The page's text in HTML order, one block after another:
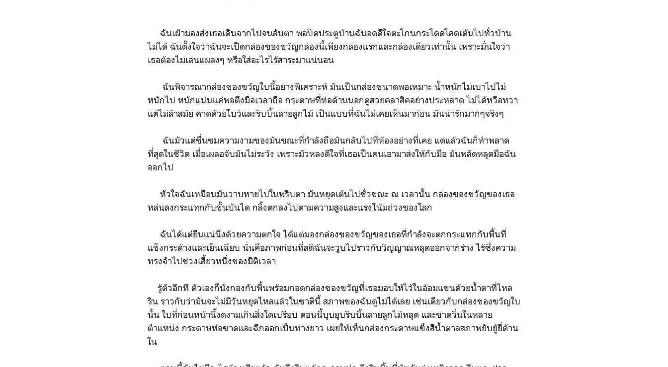
ฉันเฝ้ามองส่งเธอเดินจากไปจนลับตา พอปิดประตูบ้านฉันอดดีใจตะโกนกระโดดโลดเต้นไปทั่วบ้าน
ไม่ได้ ฉันตั้งใจว่าฉันจะเปิดกล่องของขวัญกล่องนี้เพียงกล่องแรกและกล่องเดียวเท่านั้น เพราะมั่นใจว่า
เธอต้องไม่เล่นแผลงๆ หรือใส่อะไรไร้สาระมาแน่นอน
ฉันพิจารณากล่องของขวัญใบนี้อย่างพิเคราะห์ มันเป็นกล่องขนาดพอเหมาะ น้ำหนักไม่เบาไปไม่
หนักไป หนักแน่นแค่พอตึงมือเวลาถือ กระดาษที่ห่อด้านนอกดูสวยคลาสิคอย่างประหลาด ไม่ได้หวือหวา
แต่ไม่ล้าสมัย คาดด้วยโบว์และริบบิ้นลายลูกไม้ เป็นแบบที่ฉันไม่เคยเห็นมาก่อน มันน่ารักมากๆจริงๆ
ฉันมัวแต่ชื่นชมความงามของมันขณะที่กำลังถือมันกลับไปที่ห้องอย่างที่เคย แต่แล้วฉันก็ทำพลาด
ที่สุดในชีวิต เมื่อเผลอจับมันไม่ระวัง เพราะมัวหลงดีใจที่เธอเป็นคนเอามาส่งให้กับมือ มันพลัดหลุดมือฉัน
ออกไป
หัวใจฉันเหมือนมันวาบหายไปในพริบตา มันหยุดเต้นไปชั่วขณะ ณ เวลานั้น กล่องของขวัญของเธอ
หล่นลงกระแทกกับขั้นบันได กลิ้งตกลงไปตามความสูงและแรงโน้มถ่วงของโลก
ฉันได้แต่ยืนแน่นิ่งด้วยความตกใจ ได้แต่มองกล่องของขวัญของเธอที่กำลังจะตกกระแทกกับพื้นที่
แข็งกระด้างและเย็นเฉียบ นั่นคือภาพก่อนที่สติฉันจะวูบไปราวกับวิญญาณหลุดออกจากร่าง ไร้ซึ่งความ
ทรงจำไปช่วงเสี้ยวหนึ่งของมิติเวลา
รู้ตัวอีกที ตัวเองก็นั่งกองกับพื้นพร้อมกอดกล่องของขวัญที่เธอมอบให้ไว้ในอ้อมแขนด้วยน้ำตาที่ไหล
ริน ราวกับว่ามันจะไม่มีวันหยุดไหลแล้วในชาตินี้ สภาพของฉันดูไม่ได้เลย เช่นเดียวกับกล่องของขวัญใบ
นั้น ใบที่ก่อนหน้านี้งดงามเกินสิ่งใดเปรียบ ตอนนี้บุบยุบริบบิ้นลายลูกไม้หลุด และขาดวิ่นในหลาย
ตำแหน่ง กระดาษห่อขาดและฉีกออกเป็นทางยาว เผยให้เห็นกล่องกระดาษแข็งสีน้ำตาลสภาพยับยู้ยี่ด้าน
ใน